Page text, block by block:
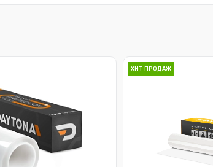
ХИТ ПРОДАЖ